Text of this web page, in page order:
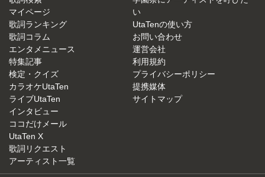
マイページ
歌詞ランキング
歌詞コラム
エンタメニュース
特集記事
検定・クイズ
カラオケUtaTen
ライブUtaTen
インタビュー
ココだけメール
UtaTen X
歌詞リクエスト
アーティスト一覧
い
UtaTenの使い方
お問い合わせ
運営会社
利用規約
プライバシーポリシー
提携媒体
サイトマップ